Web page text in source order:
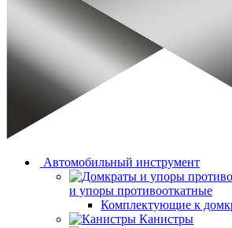
Автомобильный инструмент
и упоры противооткатные
Комплектующие к
Канистры